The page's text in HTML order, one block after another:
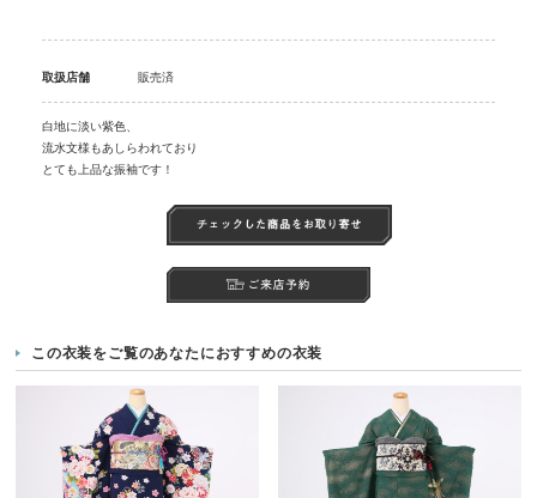
取扱店舗 販売済
白地に淡い紫色、
流水文様もあしらわれており
とても上品な振袖です！
この衣装をご覧のあなたにおすすめの衣装